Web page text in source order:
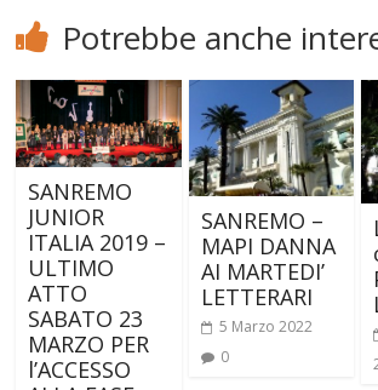
Potrebbe anche
SANREMO
JUNIOR
ITALIA 2019 –
ULTIMO
ATTO
SABATO 23
MARZO PER
l’ACCESSO
SANREMO –
MAPI DANNA
AI MARTEDI’
LETTERARI
5 Marzo 2022
0